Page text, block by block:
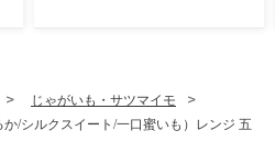
じゃがいも・サツマイモ
/シルクスイート/一口蜜いも）レンジ 五